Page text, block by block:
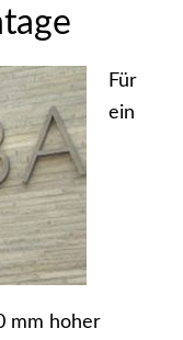
Für
ein
mm hoher